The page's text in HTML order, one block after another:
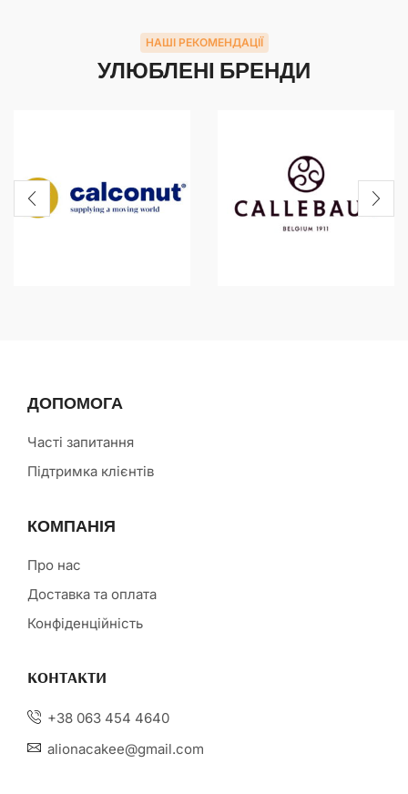
НАШІ РЕКОМЕНДАЦІЇ
УЛЮБЛЕНІ БРЕНДИ
ДОПОМОГА
Часті запитання
Підтримка клієнтів
КОМПАНІЯ
Про нас
Доставка та оплата
Конфіденційність
КОНТАКТИ
+38 063 454 4640
alionacakee@gmail.com